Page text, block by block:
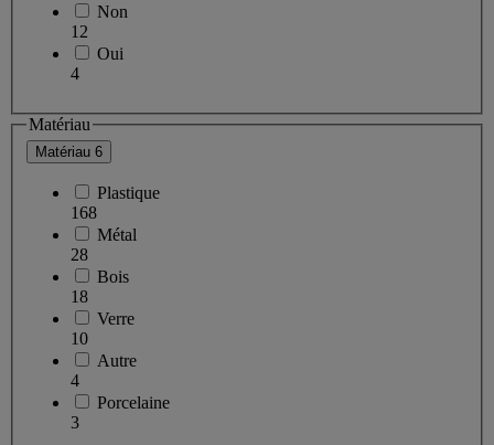
Non
12
Oui
4
Matériau
Matériau 6
Plastique
168
Métal
28
Bois
18
Verre
10
Autre
4
Porcelaine
3